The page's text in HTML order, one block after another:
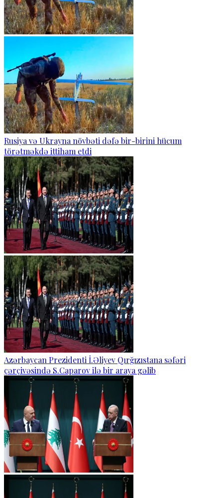
Rusiya və Ukrayna növbəti dəfə bir-birini hücum
törətməkdə ittiham etdi
Azərbaycan Prezidenti İ.Əliyev Qırğızıstana səfəri
çərçivəsində S.Caparov ilə bir araya gəlib